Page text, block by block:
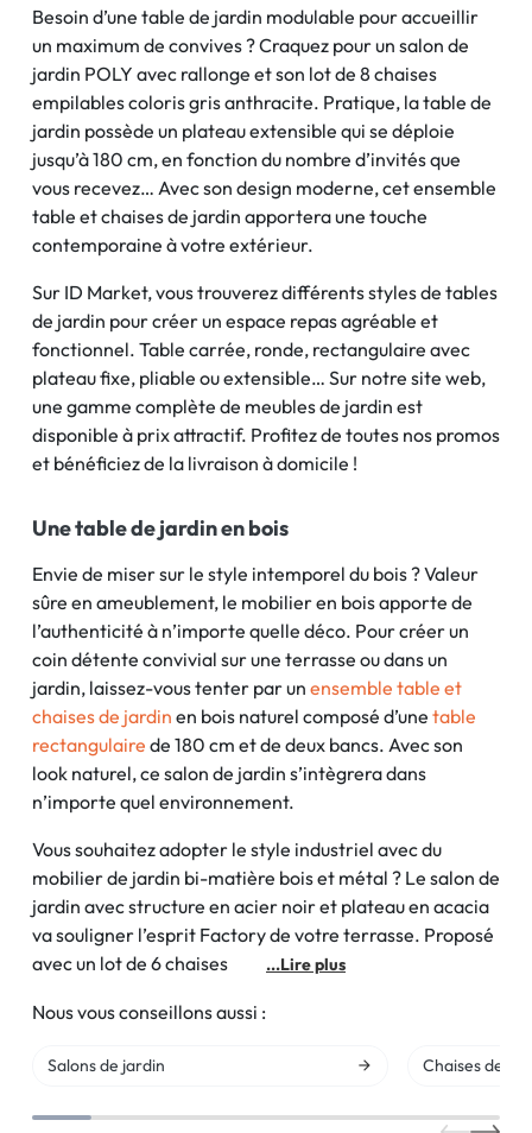
Besoin d’une table de jardin modulable pour accueillir
un maximum de convives ? Craquez pour un salon de
jardin POLY avec rallonge et son lot de 8 chaises
empilables coloris gris anthracite. Pratique, la table de
jardin possède un plateau extensible qui se déploie
jusqu’à 180 cm, en fonction du nombre d’invités que
vous recevez… Avec son design moderne, cet ensemble
table et chaises de jardin apportera une touche
contemporaine à votre extérieur.
Sur ID Market, vous trouverez différents styles de tables
de jardin pour créer un espace repas agréable et
fonctionnel. Table carrée, ronde, rectangulaire avec
plateau fixe, pliable ou extensible… Sur notre site web,
une gamme complète de meubles de jardin est
disponible à prix attractif. Profitez de toutes nos promos
et bénéficiez de la livraison à domicile !
Une table de jardin en bois
Envie de miser sur le style intemporel du bois ? Valeur
sûre en ameublement, le mobilier en bois apporte de
l’authenticité à n’importe quelle déco. Pour créer un
coin détente convivial sur une terrasse ou dans un
jardin, laissez-vous tenter par un ensemble table et
chaises de jardin en bois naturel composé d’une table
rectangulaire de 180 cm et de deux bancs. Avec son
look naturel, ce salon de jardin s’intègrera dans
n’importe quel environnement.
Vous souhaitez adopter le style industriel avec du
mobilier de jardin bi-matière bois et métal ? Le salon de
jardin avec structure en acier noir et plateau en acacia
va souligner l’esprit Factory de votre terrasse. Proposé
avec un lot de 6 chaises
...Lire plus
Nous vous conseillons aussi :
Salons de jardin Chaises de